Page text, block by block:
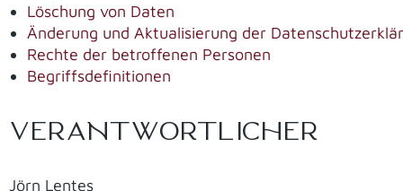
Löschung von Daten
Änderung und Aktualisierung der
Rechte der betroffenen Personen
Begriffsdefinitionen
VERANTWORTLICHER
Jörn Lentes